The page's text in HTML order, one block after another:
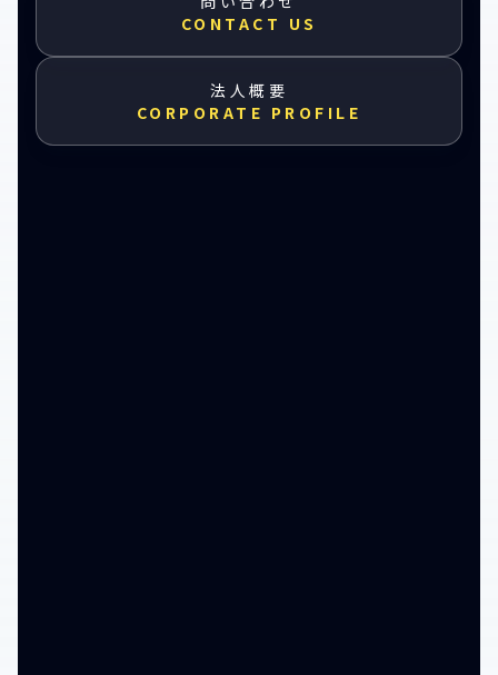
CONTACT US
法人概要
CORPORATE PROFILE